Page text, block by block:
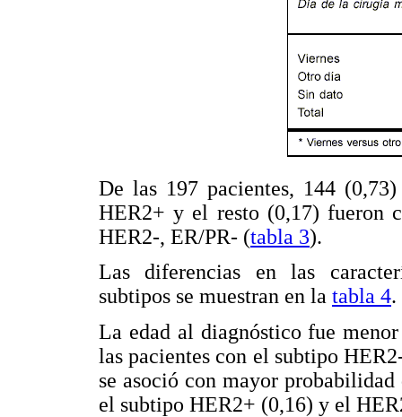
De las 197 pacientes, 144
HER2+ y el resto (0,17) fueron
HER2-, ER/PR- (tabla 3).
Las diferencias en las
subtipos se muestran en la tabla 4.
La edad al diagnóstico fue
las pacientes con el subtipo
se asoció con mayor
el subtipo HER2+ (0,16) y el